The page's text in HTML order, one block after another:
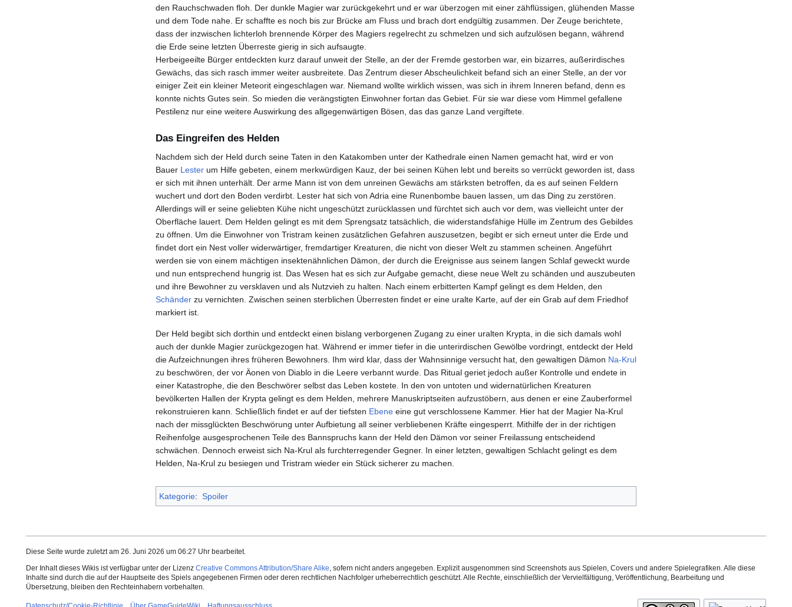
den Rauchschwaden floh. Der dunkle Magier war zurückgekehrt und er war überzogen mit einer zähflüssigen, glühenden Masse
und dem Tode nahe. Er schaffte es noch bis zur Brücke am Fluss und brach dort endgültig zusammen. Der Zeuge berichtete,
dass der inzwischen lichterloh brennende Körper des Magiers regelrecht zu schmelzen und sich aufzulösen begann, während
die Erde seine letzten Überreste gierig in sich aufsaugte.
Herbeigeeilte Bürger entdeckten kurz darauf unweit der Stelle, an der der Fremde gestorben war, ein bizarres, außerirdisches
Gewächs, das sich rasch immer weiter ausbreitete. Das Zentrum dieser Abscheulichkeit befand sich an einer Stelle, an der vor
einiger Zeit ein kleiner Meteorit eingeschlagen war. Niemand wollte wirklich wissen, was sich in ihrem Inneren befand, denn es
konnte nichts Gutes sein. So mieden die verängstigten Einwohner fortan das Gebiet. Für sie war diese vom Himmel gefallene
Pestilenz nur eine weitere Auswirkung des allgegenwärtigen Bösen, das das ganze Land vergiftete.
Das Eingreifen des Helden
Nachdem sich der Held durch seine Taten in den Katakomben unter der Kathedrale einen Namen gemacht hat, wird er von
Bauer Lester um Hilfe gebeten, einem merkwürdigen Kauz, der bei seinen Kühen lebt und bereits so verrückt geworden ist, dass
er sich mit ihnen unterhält. Der arme Mann ist von dem unreinen Gewächs am stärksten betroffen, da es auf seinen Feldern
wuchert und dort den Boden verdirbt. Lester hat sich von Adria eine Runenbombe bauen lassen, um das Ding zu zerstören.
Allerdings will er seine geliebten Kühe nicht ungeschützt zurücklassen und fürchtet sich auch vor dem, was vielleicht unter der
Oberfläche lauert. Dem Helden gelingt es mit dem Sprengsatz tatsächlich, die widerstandsfähige Hülle im Zentrum des Gebildes
zu öffnen. Um die Einwohner von Tristram keinen zusätzlichen Gefahren auszusetzen, begibt er sich erneut unter die Erde und
findet dort ein Nest voller widerwärtiger, fremdartiger Kreaturen, die nicht von dieser Welt zu stammen scheinen. Angeführt
werden sie von einem mächtigen insektenähnlichen Dämon, der durch die Ereignisse aus seinem langen Schlaf geweckt wurde
und nun entsprechend hungrig ist. Das Wesen hat es sich zur Aufgabe gemacht, diese neue Welt zu schänden und auszubeuten
und ihre Bewohner zu versklaven und als Nutzvieh zu halten. Nach einem erbitterten Kampf gelingt es dem Helden, den
Schänder zu vernichten. Zwischen seinen sterblichen Überresten findet er eine uralte Karte, auf der ein Grab auf dem Friedhof
markiert ist.
Der Held begibt sich dorthin und entdeckt einen bislang verborgenen Zugang zu einer uralten Krypta, in die sich damals wohl
auch der dunkle Magier zurückgezogen hat. Während er immer tiefer in die unterirdischen Gewölbe vordringt, entdeckt der Held
die Aufzeichnungen ihres früheren Bewohners. Ihm wird klar, dass der Wahnsinnige versucht hat, den gewaltigen Dämon Na-Krul
zu beschwören, der vor Äonen von Diablo in die Leere verbannt wurde. Das Ritual geriet jedoch außer Kontrolle und endete in
einer Katastrophe, die den Beschwörer selbst das Leben kostete. In den von untoten und widernatürlichen Kreaturen
bevölkerten Hallen der Krypta gelingt es dem Helden, mehrere Manuskriptseiten aufzustöbern, aus denen er eine Zauberformel
rekonstruieren kann. Schließlich findet er auf der tiefsten Ebene eine gut verschlossene Kammer. Hier hat der Magier Na-Krul
nach der missglückten Beschwörung unter Aufbietung all seiner verbliebenen Kräfte eingesperrt. Mithilfe der in der richtigen
Reihenfolge ausgesprochenen Teile des Bannspruchs kann der Held den Dämon vor seiner Freilassung entscheidend
schwächen. Dennoch erweist sich Na-Krul als furchterregender Gegner. In einer letzten, gewaltigen Schlacht gelingt es dem
Helden, Na-Krul zu besiegen und Tristram wieder ein Stück sicherer zu machen.
Kategorie: Spoiler
Diese Seite wurde zuletzt am 26. Juni 2026 um 06:27 Uhr bearbeitet.
Der Inhalt dieses Wikis ist verfügbar unter der Lizenz Creative Commons Attribution/Share Alike, sofern nicht anders angegeben. Explizit ausgenommen sind Screenshots aus Spielen, Covers und andere Spielegrafiken. Alle diese
Inhalte sind durch die auf der Hauptseite des Spiels angegebenen Firmen oder deren rechtlichen Nachfolger urheberrechtlich geschützt. Alle Rechte, einschließlich der Vervielfältigung, Veröffentlichung, Bearbeitung und
Übersetzung, bleiben den Rechteinhabern vorbehalten.